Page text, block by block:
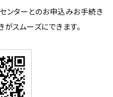
ンターとのお申込みお手続き
スムーズにできます。